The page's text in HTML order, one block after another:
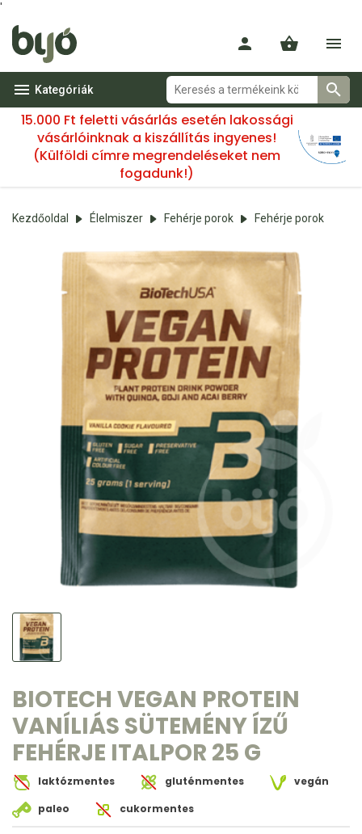
'
Kategóriák
15.000 Ft feletti vásárlás esetén lakossági
vásárlóinknak a kiszállítás ingyenes!
(Külföldi címre megrendeléseket nem
fogadunk!)
Kezdőoldal Élelmiszer Fehérje porok Fehérje porok
BIOTECH VEGAN PROTEIN
VANÍLIÁS SÜTEMÉNY ÍZŰ
FEHÉRJE ITALPOR 25 G
laktózmentes gluténmentes
vegán
paleo
cukormentes